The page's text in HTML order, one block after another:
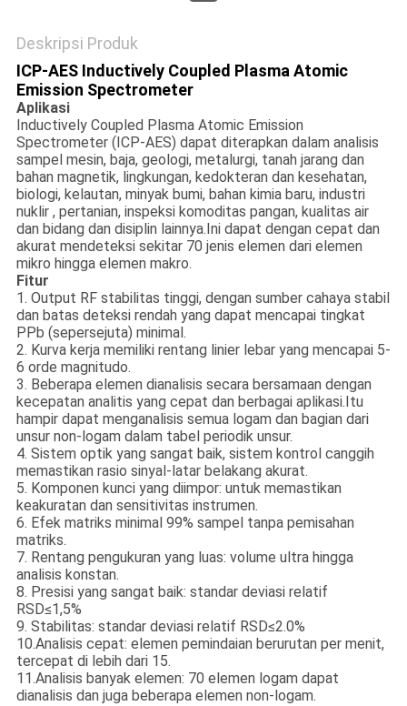
Deskripsi Produk
ICP-AES Inductively Coupled Plasma Atomic
Emission Spectrometer
Aplikasi
Inductively Coupled Plasma Atomic Emission
Spectrometer (ICP-AES) dapat diterapkan dalam analisis
sampel mesin, baja, geologi, metalurgi, tanah jarang dan
bahan magnetik, lingkungan, kedokteran dan kesehatan,
biologi, kelautan, minyak bumi, bahan kimia baru, industri
nuklir , pertanian, inspeksi komoditas pangan, kualitas air
dan bidang dan disiplin lainnya.Ini dapat dengan cepat dan
akurat mendeteksi sekitar 70 jenis elemen dari elemen
mikro hingga elemen makro.
Fitur
1. Output RF stabilitas tinggi, dengan sumber cahaya stabil
dan batas deteksi rendah yang dapat mencapai tingkat
PPb (sepersejuta) minimal.
2. Kurva kerja memiliki rentang linier lebar yang mencapai 5-
6 orde magnitudo.
3. Beberapa elemen dianalisis secara bersamaan dengan
kecepatan analitis yang cepat dan berbagai aplikasi.Itu
hampir dapat menganalisis semua logam dan bagian dari
unsur non-logam dalam tabel periodik unsur.
4. Sistem optik yang sangat baik, sistem kontrol canggih
memastikan rasio sinyal-latar belakang akurat.
5. Komponen kunci yang diimpor: untuk memastikan
keakuratan dan sensitivitas instrumen.
6. Efek matriks minimal 99% sampel tanpa pemisahan
matriks.
7. Rentang pengukuran yang luas: volume ultra hingga
analisis konstan.
8. Presisi yang sangat baik: standar deviasi relatif
RSD≤1,5%
9. Stabilitas: standar deviasi relatif RSD≤2.0%
10.Analisis cepat: elemen pemindaian berurutan per menit,
tercepat di lebih dari 15.
11.Analisis banyak elemen: 70 elemen logam dapat
dianalisis dan juga beberapa elemen non-logam.